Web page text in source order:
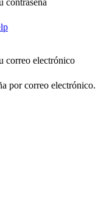
contraseña
correo electrónico
por correo electrónico.